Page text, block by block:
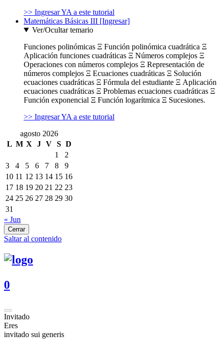
>> Ingresar YA a este tutorial
Matemáticas Básicas III [Ingresar]
Ver/Ocultar temario
Funciones polinómicas Ξ Función polinómica cuadrática Ξ
Aplicación funciones cuadráticas Ξ Números complejos Ξ
Operaciones con números complejos Ξ Representación de
números complejos Ξ Ecuaciones cuadráticas Ξ Solución
ecuaciones cuadráticas Ξ Fórmula del estudiante Ξ Aplicación
ecuaciones cuadráticas Ξ Problemas ecuaciones cuadráticas Ξ
Función exponencial Ξ Función logarítmica Ξ Sucesiones.
>> Ingresar YA a este tutorial
agosto 2026
L M X J V S D
1
2
3
4 5 6 7 8
9
10 11 12 13 14 15 16
17 18 19 20 21 22 23
24 25 26 27 28 29 30
31
« Jun
Cerrar
Saltar al contenido
0
Invitado
Eres
invitado sui generis